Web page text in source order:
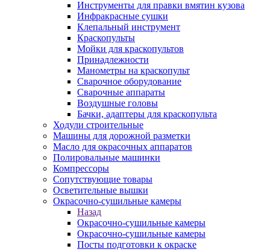
Инструменты для правки вмятин кузова
Инфракрасные сушки
Клепальный инструмент
Краскопульты
Мойки для краскопультов
Принадлежности
Манометры на краскопульт
Сварочное оборудование
Сварочные аппараты
Воздушные головы
Бачки, адаптеры для краскопульта
Ходули строительные
Машины для дорожной разметки
Масло для окрасочных аппаратов
Полировальные машинки
Компрессоры
Сопутствующие товары
Осветительные вышки
Окрасочно-сушильные камеры
Назад
Окрасочно-сушильные камеры
Окрасочно-сушильные камеры
Посты подготовки к окраске